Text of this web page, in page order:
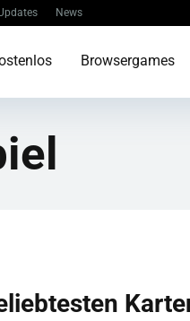
News
Browsergames